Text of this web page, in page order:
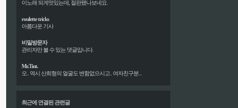
이노래 되게멋있는데, 절판됐나보네요.
roulette tricks
아름다운 기사
비밀방문자
관리자만 볼 수 있는 댓글입니다.
Mr.Tint.
오.. 역시 산희형의 얼굴도 변함없으시고.. 여자친구분...
최근에 연결된 관련글